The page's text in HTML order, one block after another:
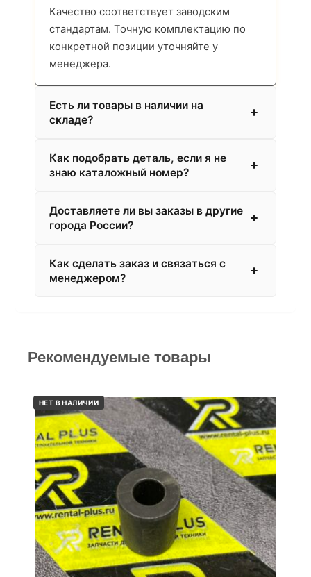
Качество соответствует заводским
стандартам. Точную комплектацию по
конкретной позиции уточняйте у
менеджера.
Есть ли товары в наличии на
складе?
Как подобрать деталь, если я не
знаю каталожный номер?
Доставляете ли вы заказы в другие
города России?
Как сделать заказ и связаться с
менеджером?
Рекомендуемые товары
НЕТ В НАЛИЧИИ